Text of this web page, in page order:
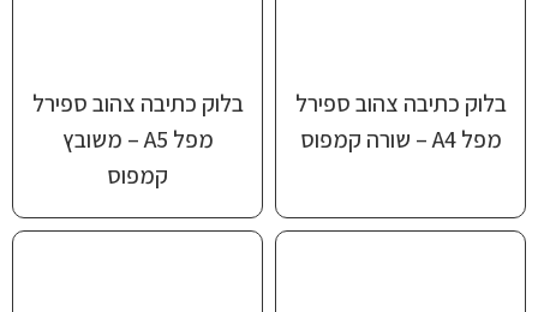
בלוק כתיבה צהוב ספירל
מפל A4 – שורה קמפוס
בלוק כתיבה צהוב ספירל
מפל A5 – משובץ
קמפוס